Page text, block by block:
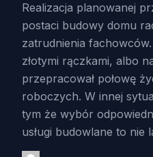
Realizacja planowanej
postaci budowy domu
zatrudnienia
złotymi rączkami, albo
przepracował połowę
roboczych. W innej
tym że wybór
usługi budowlane to nie